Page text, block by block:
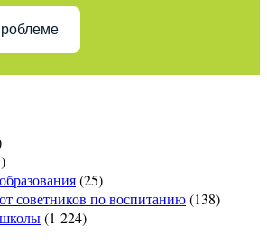
(25)
советников по воспитанию(138)
(1 224)